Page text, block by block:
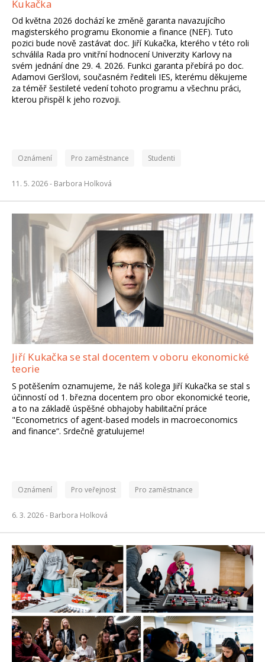
Kukačka
Od května 2026 dochází ke změně garanta navazujícího
magisterského programu Ekonomie a finance (NEF). Tuto
pozici bude nově zastávat doc. Jiří Kukačka, kterého v této roli
schválila Rada pro vnitřní hodnocení Univerzity Karlovy na
svém jednání dne 29. 4. 2026. Funkci garanta přebírá po doc.
Adamovi Geršlovi, současném řediteli IES, kterému děkujeme
za téměř šestileté vedení tohoto programu a všechnu práci,
kterou přispěl k jeho rozvoji.
Oznámení Pro zaměstnance Studenti
11. 5. 2026 - Barbora Holková
Jiří Kukačka se stal docentem v oboru ekonomické
teorie
S potěšením oznamujeme, že náš kolega Jiří Kukačka se stal s
účinností od 1. března docentem pro obor ekonomické teorie,
a to na základě úspěšné obhajoby habilitační práce
"Econometrics of agent-based models in macroeconomics
and finance“. Srdečně gratulujeme!
Oznámení Pro veřejnost Pro zaměstnance
6. 3. 2026 - Barbora Holková